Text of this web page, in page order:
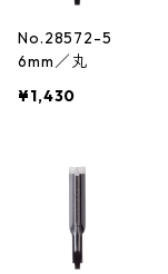
No.28572-5
6mm／丸
¥1,430